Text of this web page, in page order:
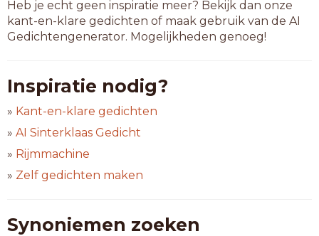
Heb je echt geen inspiratie meer? Bekijk dan onze
kant-en-klare gedichten of maak gebruik van de AI
Gedichtengenerator. Mogelijkheden genoeg!
Inspiratie nodig?
» Kant-en-klare gedichten
» AI Sinterklaas Gedicht
» Rijmmachine
» Zelf gedichten maken
Synoniemen zoeken